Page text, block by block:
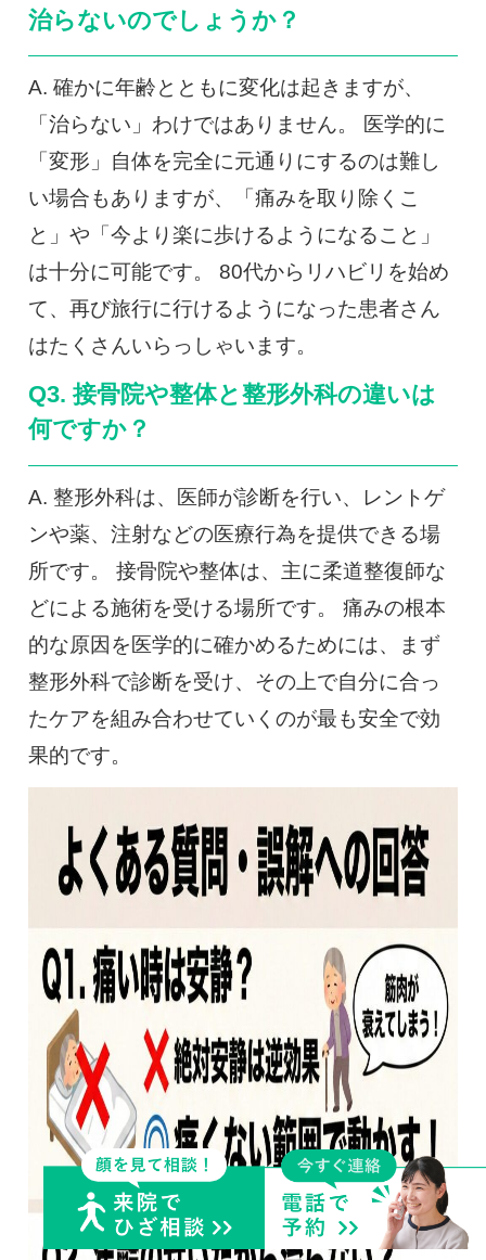
治らないのでしょうか？
A. 確かに年齢とともに変化は起きますが、
「治らない」わけではありません。 医学的に
「変形」自体を完全に元通りにするのは難し
い場合もありますが、「痛みを取り除くこ
と」や「今より楽に歩けるようになること」
は十分に可能です。 80代からリハビリを始め
て、再び旅行に行けるようになった患者さん
はたくさんいらっしゃいます。
Q3. 接骨院や整体と整形外科の違いは
何ですか？
A. 整形外科は、医師が診断を行い、レントゲ
ンや薬、注射などの医療行為を提供できる場
所です。 接骨院や整体は、主に柔道整復師な
どによる施術を受ける場所です。 痛みの根本
的な原因を医学的に確かめるためには、まず
整形外科で診断を受け、その上で自分に合っ
たケアを組み合わせていくのが最も安全で効
果的です。